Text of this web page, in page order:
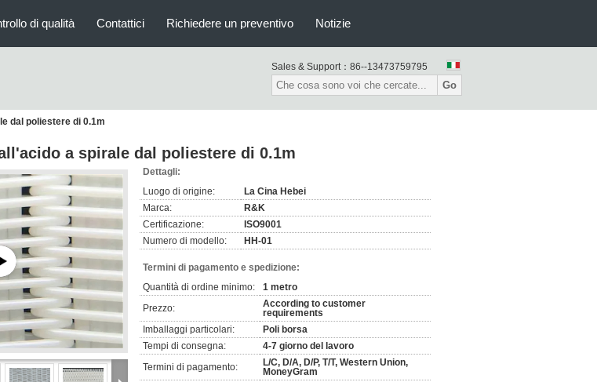
di qualità Contattici Richiedere un preventivo Notizie
Sales & Support： 86--13473759795
Go
dal poliestere di 0.1m
a spirale dal poliestere di 0.1m
Dettagli:
Luogo di origine:
La Cina Hebei
Marca:
R&K
Certificazione:
ISO9001
Numero di modello:
HH-01
Termini di pagamento e spedizione:
Quantità di ordine minimo:
1 metro
Prezzo:
According to customer
requirements
Imballaggi particolari:
Poli borsa
Tempi di consegna:
4-7 giorno del lavoro
Termini di pagamento:
L/C, D/A, D/P, T/T, Western Union,
MoneyGram